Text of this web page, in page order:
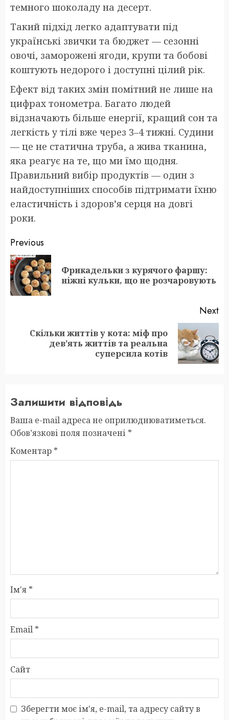
темного шоколаду на десерт.
Такий підхід легко адаптувати під
українські звички та бюджет — сезонні
овочі, заморожені ягоди, крупи та бобові
коштують недорого і доступні цілий рік.
Ефект від таких змін помітний не лише на
цифрах тонометра. Багато людей
відзначають більше енергії, кращий сон та
легкість у тілі вже через 3–4 тижні. Судини
— це не статична труба, а жива тканина,
яка реагує на те, що ми їмо щодня.
Правильний вибір продуктів — один з
найдоступніших способів підтримати їхню
еластичність і здоров’я серця на довгі
роки.
Post
navigation
Previous
Фрикадельки з курячого фаршу:
ніжні кульки, що не розчаровують
Next
Next
Скільки життів у кота: міф про
дев’ять життів та реальна
суперсила котів
Залишити відповідь
Ваша e-mail адреса не оприлюднюватиметься.
Обов’язкові поля позначені *
Коментар *
Ім'я *
Email *
Сайт
Зберегти моє ім'я, e-mail, та адресу сайту в